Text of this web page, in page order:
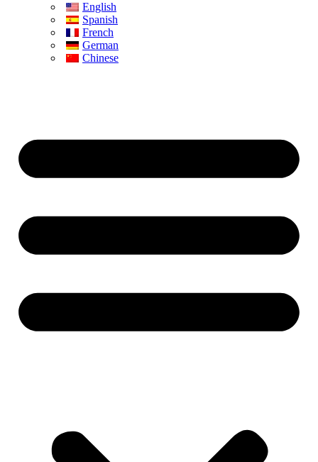
English
Spanish
French
German
Chinese